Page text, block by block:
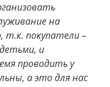
на
т.к. покупатели –
и
проводить у
а это для нас